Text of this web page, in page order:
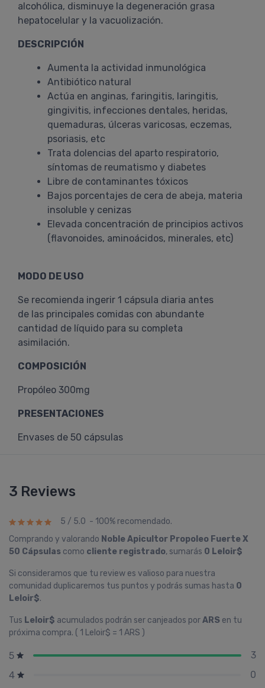
alcohólica, disminuye la degeneración grasa
hepatocelular y la vacuolización.
DESCRIPCIÓN
Aumenta la actividad inmunológica
Antibiótico natural
Actúa en anginas, faringitis, laringitis,
gingivitis, infecciones dentales, heridas,
quemaduras, úlceras varicosas, eczemas,
psoriasis, etc
Trata dolencias del aparto respiratorio,
síntomas de reumatismo y diabetes
Libre de contaminantes tóxicos
Bajos porcentajes de cera de abeja, materia
insoluble y cenizas
Elevada concentración de principios activos
(flavonoides, aminoácidos, minerales, etc)
MODO DE USO
Se recomienda ingerir 1 cápsula diaria antes
de las principales comidas con abundante
cantidad de líquido para su completa
asimilación.
COMPOSICIÓN
Propóleo 300mg
PRESENTACIONES
Envases de 50 cápsulas
3 Reviews
5 / 5.0 - 100% recomendado.
Comprando y valorando Noble Apicultor Propoleo Fuerte X
50 Cápsulas como cliente registrado, sumarás 0 Leloir$
Si consideramos que tu review es valioso para nuestra
comunidad duplicaremos tus puntos y podrás sumas hasta 0
Leloir$.
Tus Leloir$ acumulados podrán ser canjeados porARS en tu
próxima compra. ( 1 Leloir$ = 1 ARS )
5
3
4
0